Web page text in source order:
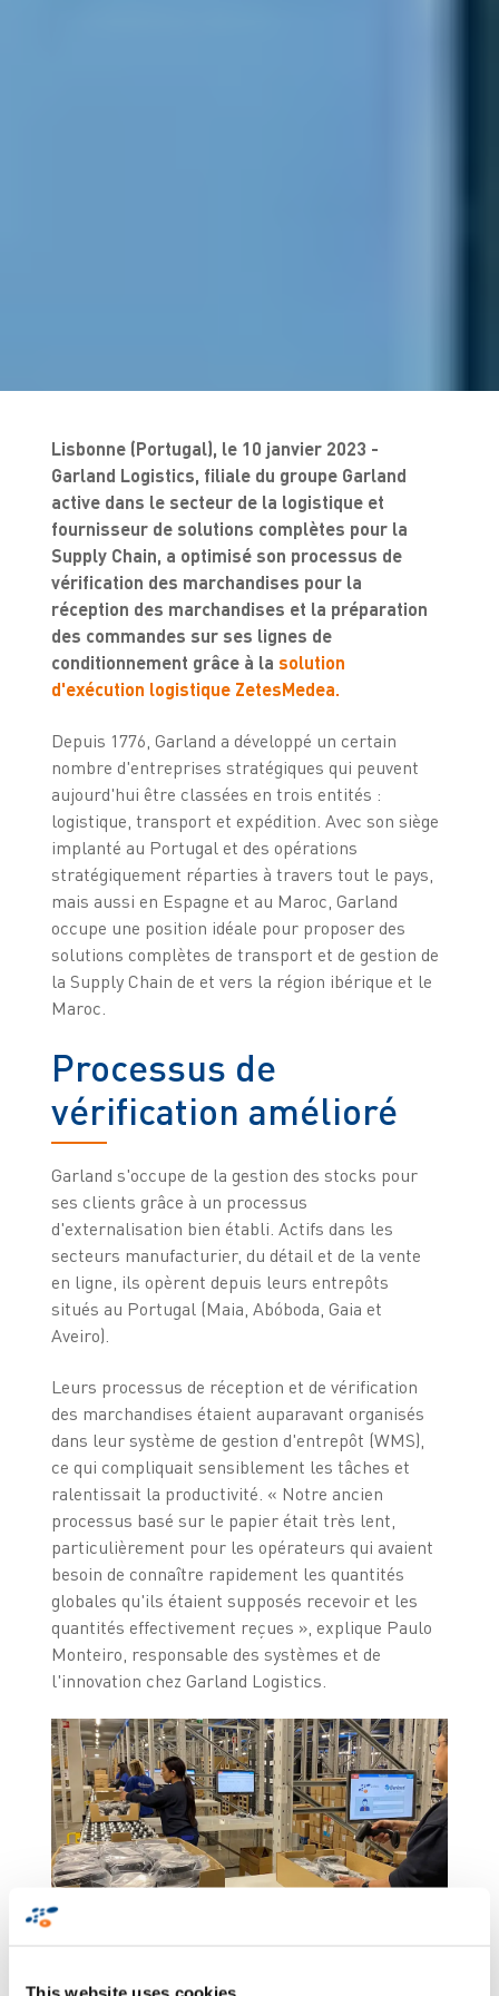
Lisbonne (Portugal), le 10 janvier 2023 -
Garland Logistics, filiale du groupe Garland
active dans le secteur de la logistique et
fournisseur de solutions complètes pour la
Supply Chain, a optimisé son processus de
vérification des marchandises pour la
réception des marchandises et la préparation
des commandes sur ses lignes de
conditionnement grâce à la solution
d'exécution logistique ZetesMedea.
Depuis 1776, Garland a développé un certain
nombre d'entreprises stratégiques qui peuvent
aujourd'hui être classées en trois entités :
logistique, transport et expédition. Avec son siège
implanté au Portugal et des opérations
stratégiquement réparties à travers tout le pays,
mais aussi en Espagne et au Maroc, Garland
occupe une position idéale pour proposer des
solutions complètes de transport et de gestion de
la Supply Chain de et vers la région ibérique et le
Maroc.
Processus de
vérification amélioré
Garland s'occupe de la gestion des stocks pour
ses clients grâce à un processus
d'externalisation bien établi. Actifs dans les
secteurs manufacturier, du détail et de la vente
en ligne, ils opèrent depuis leurs entrepôts
situés au Portugal (Maia, Abóboda, Gaia et
Aveiro).
Leurs processus de réception et de vérification
des marchandises étaient auparavant organisés
dans leur système de gestion d'entrepôt (WMS),
ce qui compliquait sensiblement les tâches et
ralentissait la productivité. « Notre ancien
processus basé sur le papier était très lent,
particulièrement pour les opérateurs qui avaient
besoin de connaître rapidement les quantités
globales qu'ils étaient supposés recevoir et les
quantités effectivement reçues », explique Paulo
Monteiro, responsable des systèmes et de
l'innovation chez Garland Logistics.